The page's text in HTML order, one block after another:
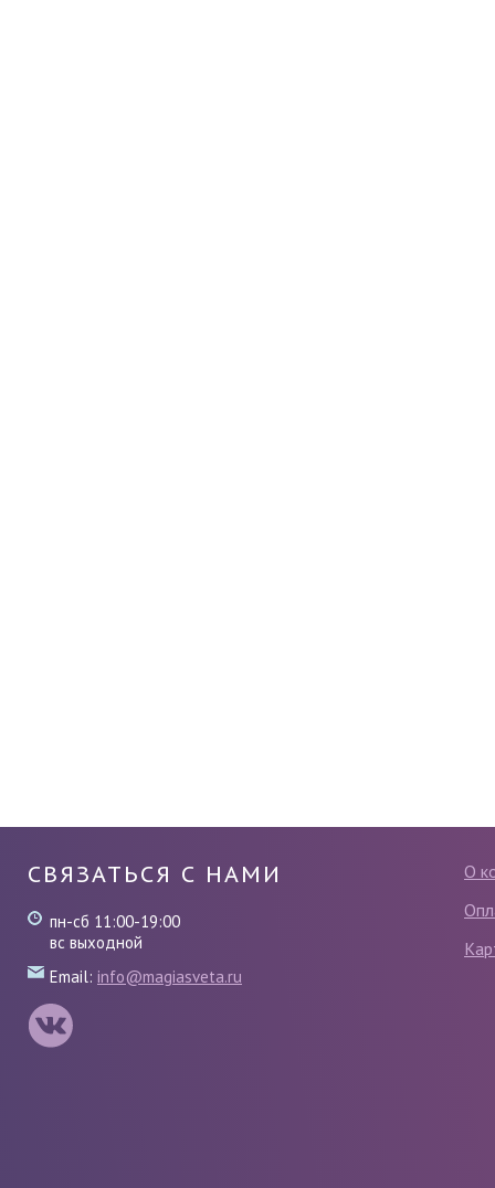
О
СВЯЗАТЬСЯ С НАМИ
пн-сб 11:00-19:00
вс выходной
Email: info@magiasveta.ru